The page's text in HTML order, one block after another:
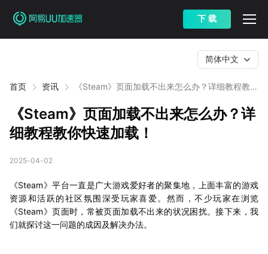
下 载
首页 资讯
《Steam》页面加载不出来怎么办？详细教程教你
简体中文
《Steam》页面加载不出来怎么办？详
细教程教你快速加载！
2025-04-02
《Steam》平台一直是广大游戏爱好者的聚集地，上面丰富的游戏
资源和活跃的社区氛围深受玩家喜爱。然而，不少玩家在浏览
《Steam》页面时，常被页面加载不出来的状况困扰。接下来，我
们就探讨这一问题的成因及解决办法。